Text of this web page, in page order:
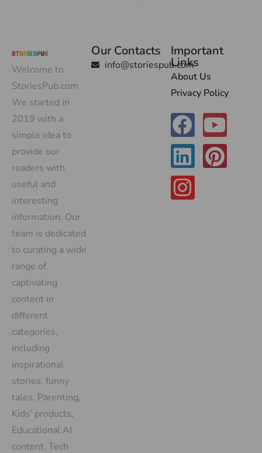
Welcome to
StoriesPub.com
We started in
2019 with a
simple idea to
provide our
readers with
useful and
interesting
information. Our
team is dedicated
to curating a wide
range of
captivating
content in
different
categories,
including
inspirational
stories, funny
tales, Parenting,
Kids’ products,
Educational AI
content, Tech
Our Contacts
info@storiespub.com
Important
Links
About Us
Privacy Policy